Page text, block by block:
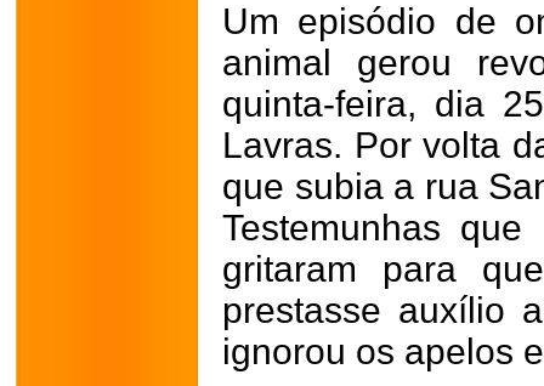
Um episódio de
animal gerou
quinta-feira, dia
Lavras. Por volta
que subia a rua
Testemunhas
gritaram para
prestasse auxílio
ignorou os apelos